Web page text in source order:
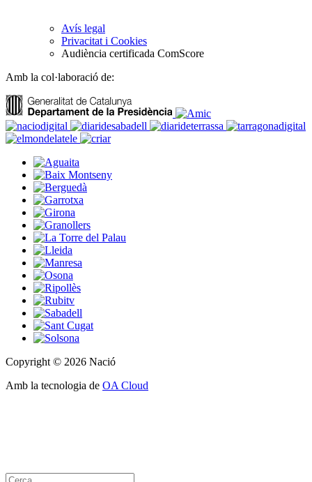
Avís legal
Privacitat i Cookies
Audiència certificada ComScore
Amb la col·laboració de:
Copyright © 2026 Nació
Amb la tecnologia de OA Cloud